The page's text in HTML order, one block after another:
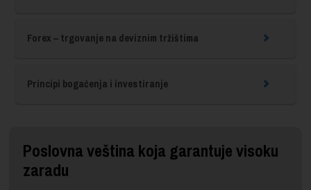
Forex – trgovanje na deviznim tržištima
Principi bogaćenja i investiranje
Poslovna veština koja garantuje visoku
zaradu